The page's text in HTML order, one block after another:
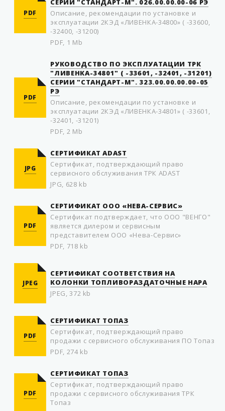
PDF
СЕРИИ "СТАНДАРТ-М". 026.00.00.00-06 РЭ
Описание, рекомендации по установке и
эксплуатации 2КЭД «ЛИВЕНКА-34800» ( -33600,
-32400, -31200)
PDF, 1 Mb
PDF
РУКОВОДСТВО ПО ЭКСПЛУАТАЦИИ ТРК
"ЛИВЕНКА-34801" ( -33601, -32401, -31201)
СЕРИИ "СТАНДАРТ-М". 323.00.00.00.00-05
РЭ
Описание, рекомендации по установке и
эксплуатации 2КЭД «ЛИВЕНКА-34801» ( -33601,
-32401, -31201)
PDF, 2 Mb
JPG
СЕРТИФИКАТ ADAST
Сертификат, подтверждающий право
сервисного обслуживания ТРК ADAST
JPG, 628 kb
PDF
СЕРТИФИКАТ ООО «НЕВА-СЕРВИС»
Сертификат подтверждает, что ООО "ВЕНГО"
является дилером и сервисным
представителем ООО «Нева-Сервис»
PDF, 718 kb
JPEG
СЕРТИФИКАТ СООТВЕТСТВИЯ НА
КОЛОНКИ ТОПЛИВОРАЗДАТОЧНЫЕ НАРА
JPEG, 372 kb
PDF
СЕРТИФИКАТ ТОПАЗ
Сертификат, подтверждающий право
продажи с сервисного обслуживания ПО Топаз
PDF, 274 kb
PDF
СЕРТИФИКАТ ТОПАЗ
Сертификат, подтверждающий право
продажи с сервисного обслуживания ТРК
Топаз